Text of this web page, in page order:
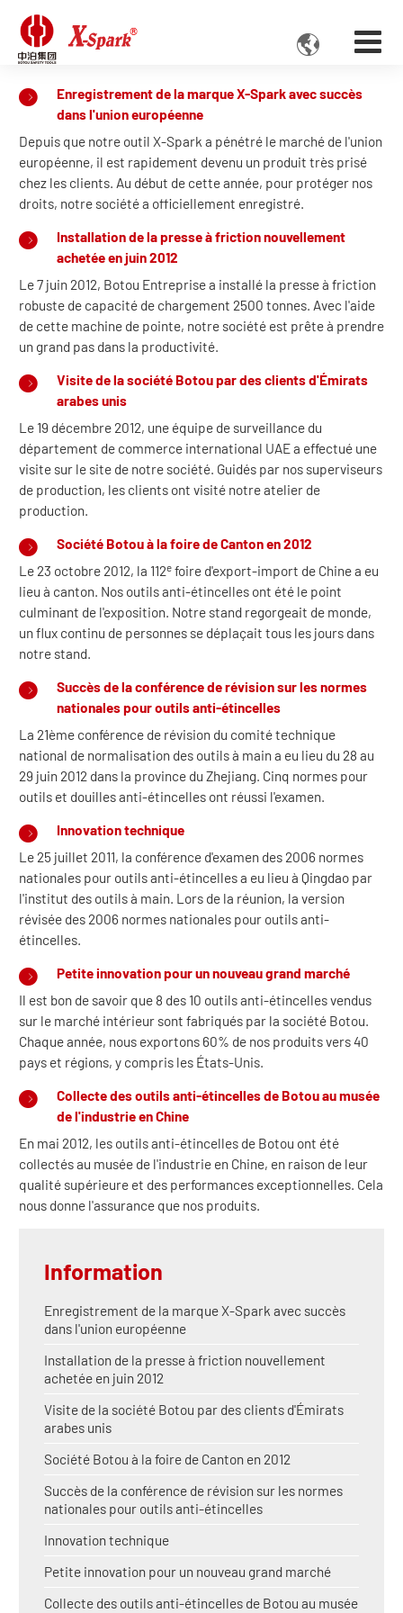

Enregistrement de la marque X-Spark avec succès
dans l'union européenne
Depuis que notre outil X-Spark a pénétré le marché de l'union
européenne, il est rapidement devenu un produit très prisé
chez les clients. Au début de cette année, pour protéger nos
droits, notre société a officiellement enregistré.
Installation de la presse à friction nouvellement
achetée en juin 2012
Le 7 juin 2012, Botou Entreprise a installé la presse à friction
robuste de capacité de chargement 2500 tonnes. Avec l'aide
de cette machine de pointe, notre société est prête à prendre
un grand pas dans la productivité.
Visite de la société Botou par des clients d'Émirats
arabes unis
Le 19 décembre 2012, une équipe de surveillance du
département de commerce international UAE a effectué une
visite sur le site de notre société. Guidés par nos superviseurs
de production, les clients ont visité notre atelier de
production.
Société Botou à la foire de Canton en 2012
Le 23 octobre 2012, la 112e foire d'export-import de Chine a eu
lieu à canton. Nos outils anti-étincelles ont été le point
culminant de l'exposition. Notre stand regorgeait de monde,
un flux continu de personnes se déplaçait tous les jours dans
notre stand.
Succès de la conférence de révision sur les normes
nationales pour outils anti-étincelles
La 21ème conférence de révision du comité technique
national de normalisation des outils à main a eu lieu du 28 au
29 juin 2012 dans la province du Zhejiang. Cinq normes pour
outils et douilles anti-étincelles ont réussi l'examen.
Innovation technique
Le 25 juillet 2011, la conférence d'examen des 2006 normes
nationales pour outils anti-étincelles a eu lieu à Qingdao par
l'institut des outils à main. Lors de la réunion, la version
révisée des 2006 normes nationales pour outils anti-
étincelles.
Petite innovation pour un nouveau grand marché
Il est bon de savoir que 8 des 10 outils anti-étincelles vendus
sur le marché intérieur sont fabriqués par la société Botou.
Chaque année, nous exportons 60% de nos produits vers 40
pays et régions, y compris les États-Unis.
Collecte des outils anti-étincelles de Botou au musée
de l'industrie en Chine
En mai 2012, les outils anti-étincelles de Botou ont été
collectés au musée de l'industrie en Chine, en raison de leur
qualité supérieure et des performances exceptionnelles. Cela
nous donne l'assurance que nos produits.
Information
Enregistrement de la marque X-Spark avec succès
dans l'union européenne
Installation de la presse à friction nouvellement
achetée en juin 2012
Visite de la société Botou par des clients d'Émirats
arabes unis
Société Botou à la foire de Canton en 2012
Succès de la conférence de révision sur les normes
nationales pour outils anti-étincelles
Innovation technique
Petite innovation pour un nouveau grand marché
Collecte des outils anti-étincelles de Botou au musée